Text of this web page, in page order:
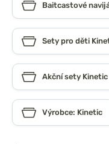
Baitcastové
Sety pro děti
Akční sety Kinetic
Výrobce: Kinetic